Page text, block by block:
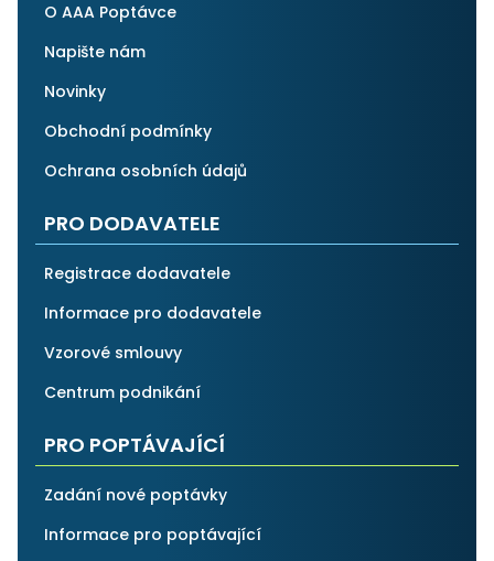
O AAA Poptávce
Napište nám
Novinky
Obchodní podmínky
Ochrana osobních údajů
PRO DODAVATELE
Registrace dodavatele
Informace pro dodavatele
Vzorové smlouvy
Centrum podnikání
PRO POPTÁVAJÍCÍ
Zadání nové poptávky
Informace pro poptávající